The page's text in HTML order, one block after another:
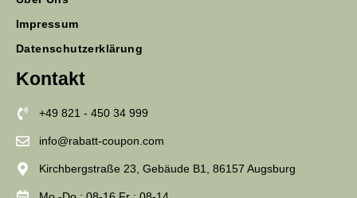
Impressum
Datenschutzerklärung
Kontakt
+49 821 - 450 34 999
info@rabatt-coupon.com
Kirchbergstraße 23, Gebäude B1, 86157 Augsburg